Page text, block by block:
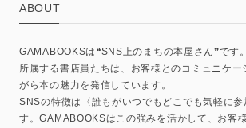
ABOUT
GAMABOOKSは❝SNS上のまちの本屋さん❞です
所属する書店員たちは、お客様とのコミュニケー
がら本の魅力を発信しています。
SNSの特徴は〈誰もがいつでもどこでも気軽に
す。GAMABOOKSはこの強みを活かして、お客